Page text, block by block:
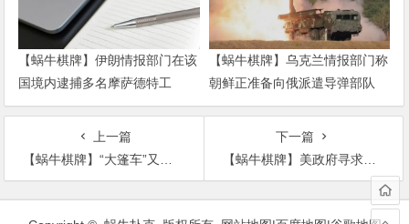
【蜗牛棋牌】伊朗情报部门在该
国境内逮捕多名摩萨德特工
【蜗牛棋牌】乌克兰情报部门称
朝鲜正准备向俄派遣导弹部队
上一篇
【蜗牛棋牌】“大篷车”又来 美国防部再派几千士兵赴美墨边境
下一篇
【蜗牛棋牌】美政府寻求大幅削减国内支出 将迟交预算计划
文